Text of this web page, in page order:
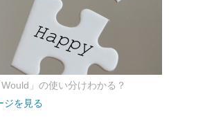
」の使い分けわかる？
ジを見る